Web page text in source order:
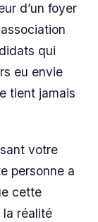
d’un foyer
qui
eu envie
tient jamais
votre
personne a
cette
la réalité